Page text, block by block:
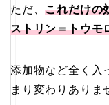
ただ、これだけの
ストリン＝トウモ
添加物など全く入
まり変わりありま